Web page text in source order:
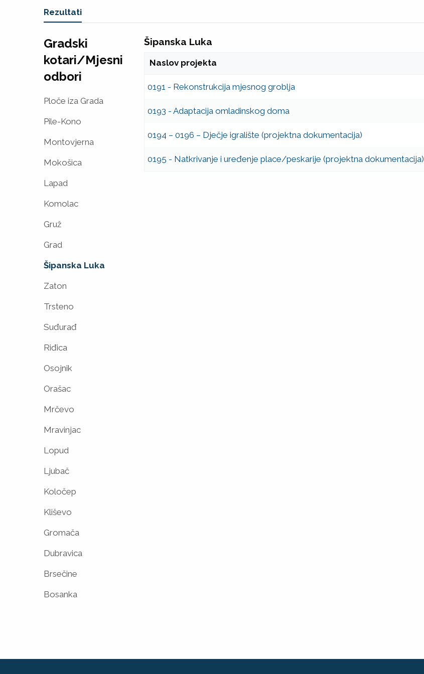
Vi ste u
Rezultati
Gradski
kotari/Mjesni
odbori
Ploče iza Grada
Pile-Kono
Montovjerna
Mokošica
Lapad
Komolac
Gruž
Grad
Šipanska Luka
Zaton
Trsteno
Suđurađ
Riđica
Osojnik
Orašac
Mrčevo
Mravinjac
Lopud
Ljubač
Koločep
Kliševo
Gromača
Dubravica
Brsečine
Bosanka
Šipanska Luka
Naslov projekta
0191 - Rekonstrukcija mjesnog groblja
0193 - Adaptacija omladinskog doma
0194 – 0196 – Dječje igralište (projektna dokumentacija)
0195 - Natkrivanje i uređenje place/peskarije (projektna dokumentacija)